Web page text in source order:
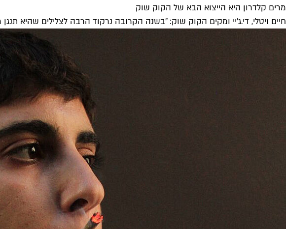
מרים קלדרון היא הייצוא הבא של הקוק שוק
חיים ויטלי, די.ג'יי ומקים הקוק שוק: "בשנה הקרובה נרקוד הרבה לצלילים שהיא